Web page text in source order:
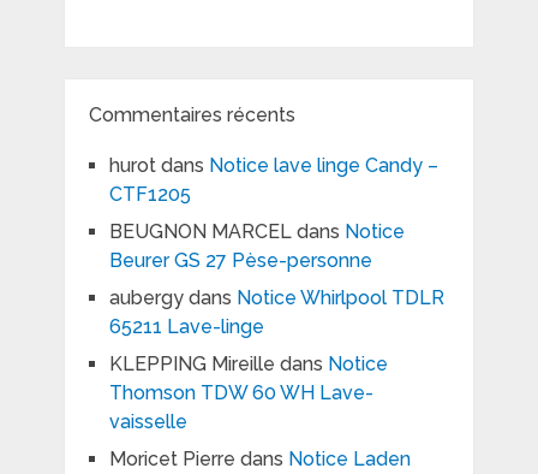
Commentaires récents
hurotdans Notice lave linge Candy –
CTF1205
BEUGNON MARCELdans Notice
Beurer GS 27 Pèse-personne
aubergydans Notice Whirlpool TDLR
65211 Lave-linge
KLEPPING Mireille dans Notice
Thomson TDW 60 WH Lave-
vaisselle
Moricet Pierre dans Notice Laden